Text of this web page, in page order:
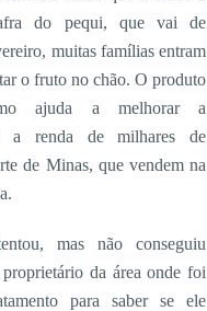
do pequi, que vai de
muitas famílias entram
o fruto no chão. O produto
ajuda a melhorar a
a renda de milhares de
de Minas, que vendem na
mas não conseguiu
da área onde foi
para saber se ele